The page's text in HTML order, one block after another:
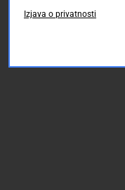
Izjava o privatnosti